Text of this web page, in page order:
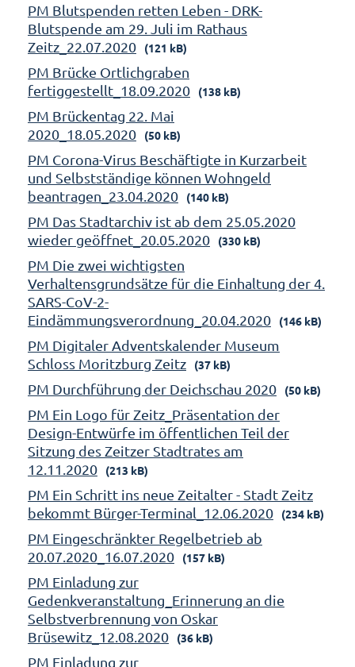
PM Blutspenden retten Leben - DRK-
Blutspende am 29. Juli im Rathaus
Zeitz_22.07.2020
(121 kB)
PM Brücke Ortlichgraben
fertiggestellt_18.09.2020
(138 kB)
PM Brückentag 22. Mai
2020_18.05.2020
(50 kB)
PM Corona-Virus Beschäftigte in Kurzarbeit
und Selbstständige können Wohngeld
beantragen_23.04.2020
(140 kB)
PM Das Stadtarchiv ist ab dem 25.05.2020
wieder geöffnet_20.05.2020
(330 kB)
PM Die zwei wichtigsten
Verhaltensgrundsätze für die Einhaltung der 4.
SARS-CoV-2-
Eindämmungsverordnung_20.04.2020
(146 kB)
PM Digitaler Adventskalender Museum
Schloss Moritzburg Zeitz
(37 kB)
PM Durchführung der Deichschau 2020 (50 kB)
PM Ein Logo für Zeitz_Präsentation der
Design-Entwürfe im öffentlichen Teil der
Sitzung des Zeitzer Stadtrates am
12.11.2020
(213 kB)
PM Ein Schritt ins neue Zeitalter - Stadt Zeitz
bekommt Bürger-Terminal_12.06.2020
(234 kB)
PM Eingeschränkter Regelbetrieb ab
20.07.2020_16.07.2020
(157 kB)
PM Einladung zur
Gedenkveranstaltung_Erinnerung an die
Selbstverbrennung von Oskar
Brüsewitz_12.08.2020
(36 kB)
PM Einladung zur